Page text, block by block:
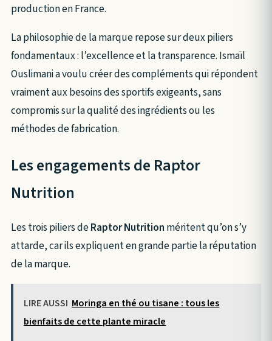
production en France.
La philosophie de la marque repose sur deux piliers
fondamentaux : l’excellence et la transparence. Ismaïl
Ouslimani a voulu créer des compléments qui répondent
vraiment aux besoins des sportifs exigeants, sans
compromis sur la qualité des ingrédients ou les
méthodes de fabrication.
Les engagements de Raptor
Nutrition
Les trois piliers deRaptor Nutrition méritent qu’on s’y
attarde, car ils expliquent en grande partie la réputation
de la marque.
LIRE AUSSI Moringa en thé ou tisane : tous les
bienfaits de cette plante miracle